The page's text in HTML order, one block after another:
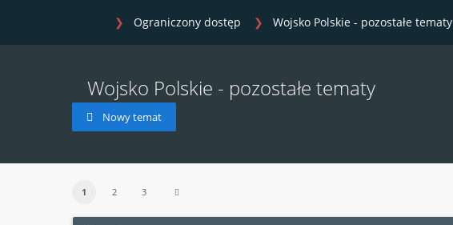
Ograniczony dostęp Wojsko Polskie - pozostałe tematy
Wojsko Polskie - pozostałe tematy
Nowy temat
1 2 3